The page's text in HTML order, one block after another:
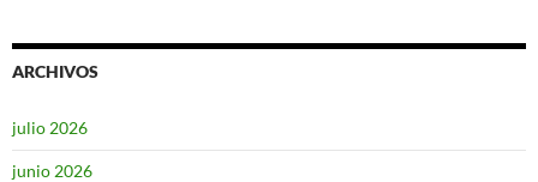
ARCHIVOS
julio 2026
junio 2026